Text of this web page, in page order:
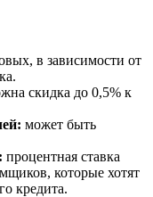
в зависимости от
скидка до 0,5% к
может быть
процентная ставка
которые хотят
кредита.